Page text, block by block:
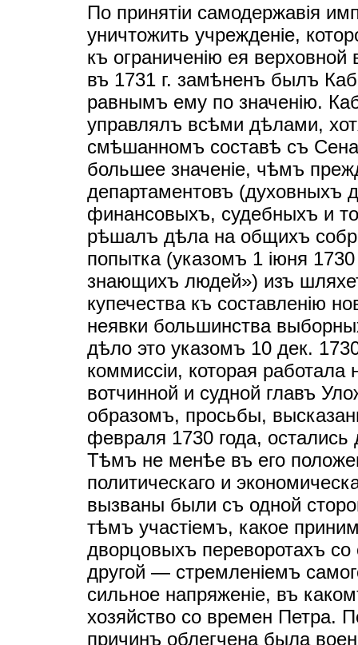
По принятiи самодержавiя
уничтожить учрежденiе,
къ ограниченiю ея
въ 1731 г. замѣненъ былъ
равнымъ ему по значенiю.
управлялъ всѣми дѣлами,
смѣшанномъ составѣ съ
большее значенiе, чѣмъ
департаментовъ (духовныхъ
финансовыхъ, судебныхъ и
рѣшалъ дѣла на общихъ
попытка (указомъ 1 iюня
знающихъ людей») изъ
купечества къ составленiю
неявки большинства
дѣло это указомъ 10 дек.
коммиссiи, которая работала
вотчинной и судной главъ
образомъ, просьбы,
февраля 1730 года,
Тѣмъ не менѣе въ его
политическаго и
вызваны были съ одной
тѣмъ участiемъ, какое
дворцовыхъ переворотахъ
другой — стремленiемъ
сильное напряженiе, въ
хозяйство со времен Петра.
причинъ облегчена была